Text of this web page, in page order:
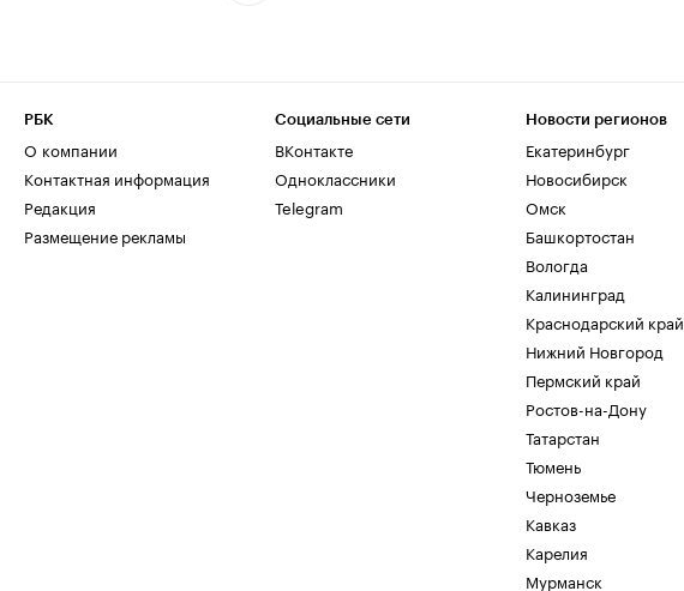
РБК
О компании
Контактная информация
Редакция
Размещение рекламы
Социальные сети
ВКонтакте
Одноклассники
Telegram
Новости регионов
Екатеринбург
Новосибирск
Омск
Башкортостан
Вологда
Калининград
Краснодарский край
Нижний Новгород
Пермский край
Ростов-на-Дону
Татарстан
Тюмень
Черноземье
Кавказ
Карелия
Мурманск